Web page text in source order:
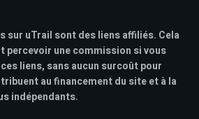
sur uTrail sont des liens affiliés. Cela
percevoir une commission si vous
liens, sans aucun surcoût pour
au financement du site et à la
indépendants.